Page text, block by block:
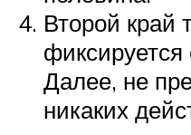
Второй край
Далее, не
никаких